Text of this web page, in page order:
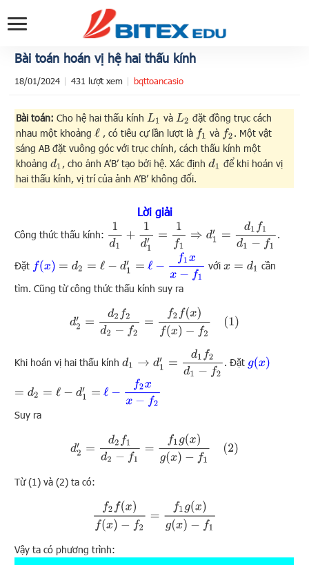
Bài toán hoán vị hệ hai thấu kính
18/01/2024 431 lượt xem bqttoancasio
Bài toán: Cho hệ hai thấu kính L1 và L2 đặt đồng trục cách
nhau một khoảngℓ, có tiêu cự lần lượt là f1 và f2 . Một vật
sáng AB đặt vuông góc với trục chính, cách thấu kính một
khoảngd1 , cho ảnh A’B’ tạo bởi hệ. Xác địnhd1 để khi hoán vị
hai thấu kính, vị trí của ảnh A’B’ không đổi.
Lời giải
Công thức thấu kính:
d 1′ ⇒d 1f1 1
.
Đặt f(x) =d 2= −d 1′ =
− −f1
với x=d1
cần
tìm. Cũng từ công thức thấu kính suy ra
d2f 2d f(x )f(x)−
Khi hoán vị hai thấu kính
d1 = 1− 2
. Đặt g(x)
=d 2= −d 1 =
− −f2
Suy ra
d2f1d2 (x )g(x)−
Từ (1) và (2) ta có:
f(x )f(x)− x)g(x)−f
Vậy ta có phương trình: